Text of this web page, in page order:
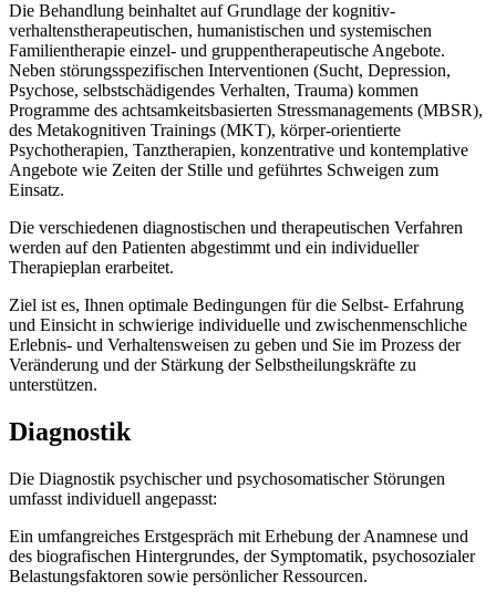
Die Behandlung beinhaltet auf Grundlage der kognitiv-
verhaltenstherapeutischen, humanistischen und systemischen
Familientherapie einzel- und gruppentherapeutische Angebote.
Neben störungsspezifischen Interventionen (Sucht, Depression,
Psychose, selbstschädigendes Verhalten, Trauma) kommen
Programme des achtsamkeitsbasierten Stressmanagements (MBSR),
des Metakognitiven Trainings (MKT), körper-orientierte
Psychotherapien, Tanztherapien, konzentrative und kontemplative
Angebote wie Zeiten der Stille und geführtes Schweigen zum
Einsatz.
Die verschiedenen diagnostischen und therapeutischen Verfahren
werden auf den Patienten abgestimmt und ein individueller
Therapieplan erarbeitet.
Ziel ist es, Ihnen optimale Bedingungen für die Selbst- Erfahrung
und Einsicht in schwierige individuelle und zwischenmenschliche
Erlebnis- und Verhaltensweisen zu geben und Sie im Prozess der
Veränderung und der Stärkung der Selbstheilungskräfte zu
unterstützen.
Diagnostik
Die Diagnostik psychischer und psychosomatischer Störungen
umfasst individuell angepasst:
Ein umfangreiches Erstgespräch mit Erhebung der Anamnese und
des biografischen Hintergrundes, der Symptomatik, psychosozialer
Belastungsfaktoren sowie persönlicher Ressourcen.